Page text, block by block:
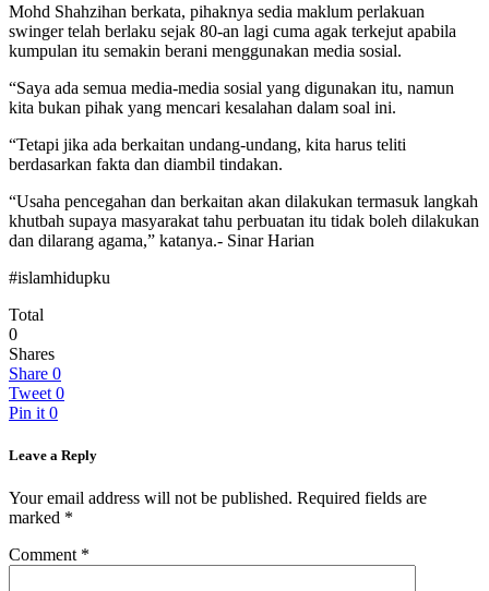
Mohd Shahzihan berkata, pihaknya sedia maklum perlakuan
swinger telah berlaku sejak 80-an lagi cuma agak terkejut apabila
kumpulan itu semakin berani menggunakan media sosial.
“Saya ada semua media-media sosial yang digunakan itu, namun
kita bukan pihak yang mencari kesalahan dalam soal ini.
“Tetapi jika ada berkaitan undang-undang, kita harus teliti
berdasarkan fakta dan diambil tindakan.
“Usaha pencegahan dan berkaitan akan dilakukan termasuk langkah
khutbah supaya masyarakat tahu perbuatan itu tidak boleh dilakukan
dan dilarang agama,” katanya.- Sinar Harian
#islamhidupku
Total
0
Shares
Share 0
Tweet 0
Pin it 0
Leave a Reply
Your email address will not be published. Required fields are
marked *
Comment *